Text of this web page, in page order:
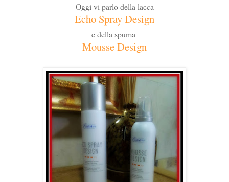
Oggi vi parlo della lacca
Echo Spray Design
e della spuma
Mousse Design